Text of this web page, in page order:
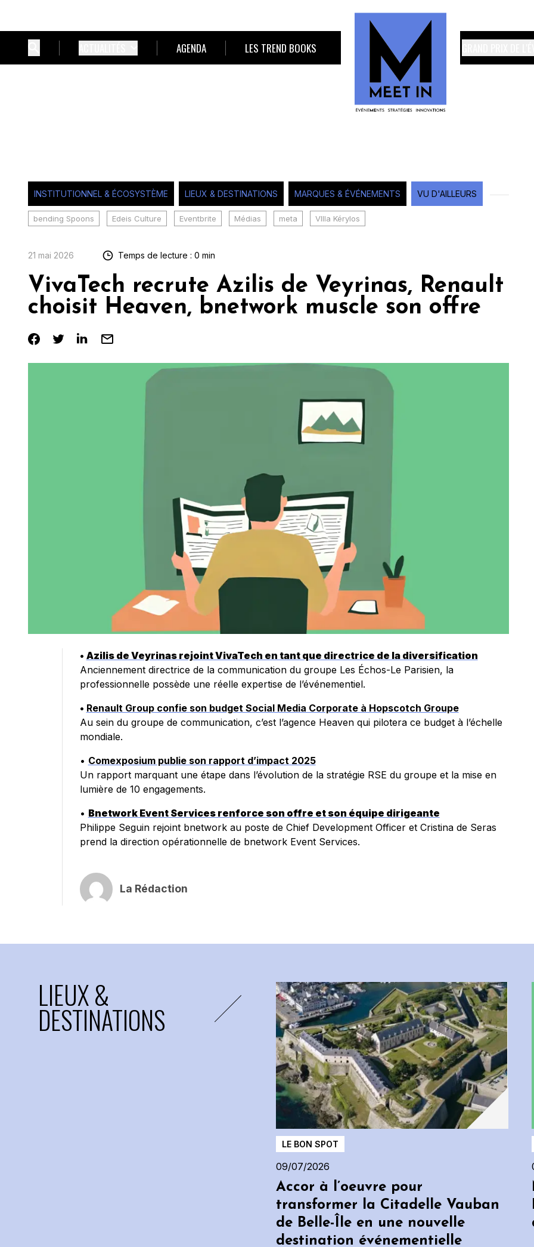
AGENDA LES TREND BOOKS
INSTITUTIONNEL & ÉCOSYSTÈME LIEUX & DESTINATIONS MARQUES & ÉVÉNEMENTS VU D'AILLEURS
bending Spoons Edeis Culture Eventbrite Médias meta VIlla Kérylos
21 mai 2026 Temps de lecture : 0 min
VivaTech recrute Azilis de Veyrinas, Renault
choisit Heaven, bnetwork muscle son offre
• Azilis de Veyrinas rejoint VivaTech en tant que directrice de la diversification
Anciennement directrice de la communication du groupe Les Échos-Le Parisien, la
professionnelle possède une réelle expertise de l’événementiel.
• Renault Group confie son budget Social Media Corporate à Hopscotch Groupe
Au sein du groupe de communication, c’est l’agence Heaven qui pilotera ce budget à l’échelle
mondiale.
• Comexposium publie son rapport d’impact 2025
Un rapport marquant une étape dans l’évolution de la stratégie RSE du groupe et la mise en
lumière de 10 engagements.
• Bnetwork Event Services renforce son offre et son équipe dirigeante
Philippe Seguin rejoint bnetwork au poste de Chief Development Officer et Cristina de Seras
prend la direction opérationnelle de bnetwork Event Services.
La Rédaction
LIEUX &
DESTINATIONS
LE BON SPOT
09/07/2026
Accor à l’oeuvre pour
transformer la Citadelle Vauban
de Belle-Île en une nouvelle
destination événementielle